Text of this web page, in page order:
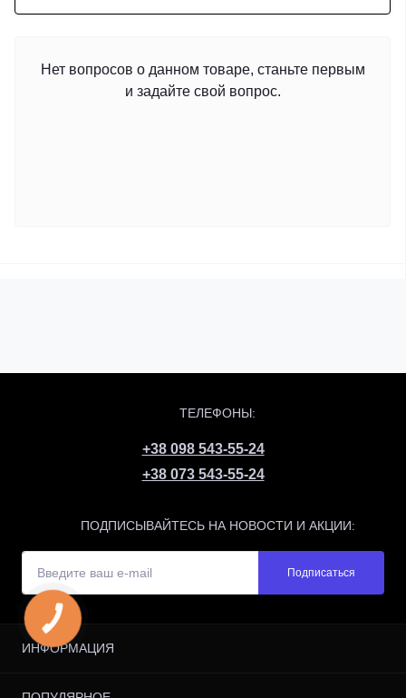
Нет вопросов о данном товаре, станьте первым
и задайте свой вопрос.
ТЕЛЕФОНЫ:
+38 098 543-55-24
+38 073 543-55-24
ПОДПИСЫВАЙТЕСЬ НА НОВОСТИ И АКЦИИ:
Подписаться
ИНФОРМАЦИЯ
КНОПКА
ЗВ'ЯЗКУ